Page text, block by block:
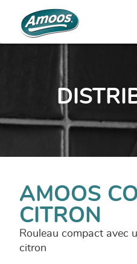
AMOOS
CITRON
Rouleau compact avec
citron